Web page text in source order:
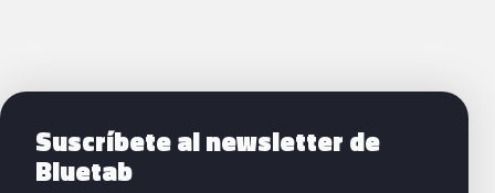
Siguientes pasos con Bluetab
Suscríbete al newsletter de
Bluetab